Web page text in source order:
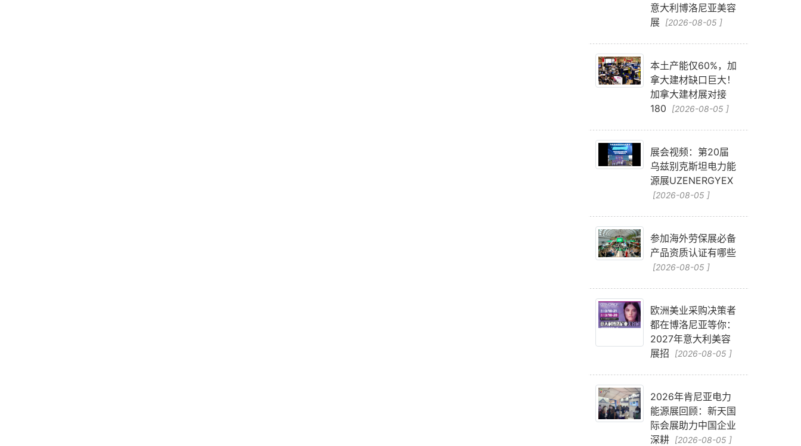
意大利博洛尼亚美容
展 [2026-08-05 ]
本土产能仅60%，加
拿大建材缺口巨大！
加拿大建材展对接
180
[2026-08-05 ]
展会视频：第20届
乌兹别克斯坦电力能
源展UZENERGYEX
[2026-08-05 ]
参加海外劳保展必备
产品资质认证有哪些
[2026-08-05 ]
欧洲美业采购决策者
都在博洛尼亚等你：
2027年意大利美容
展招
[2026-08-05 ]
2026年肯尼亚电力
能源展回顾：新天国
际会展助力中国企业
深耕 [2026-08-05 ]